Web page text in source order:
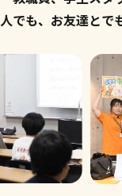
でも、お友達とで